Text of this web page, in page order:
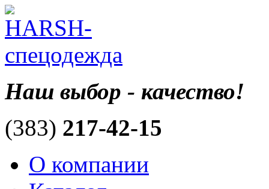
Наш выбор - качество!
(383) 217-42-15
О компании